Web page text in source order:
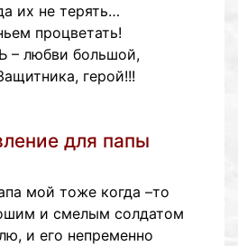
их не терять…
процветать!
– любви большой,
герой!!!
для папы
мой тоже когда –то
и смелым солдатом
и его непременно